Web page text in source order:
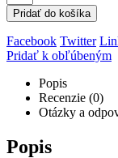
Pridať do košíka
Facebook Twitter
Pridať k obľúbeným
Popis
Recenzie (0)
Otázky a
Popis